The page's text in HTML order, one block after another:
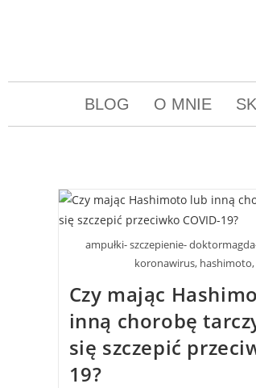
BLOG O MNIE
ampułki- szczepienie-
koronawirus,
Czy mając
inną chorobę
się szczepić
19?